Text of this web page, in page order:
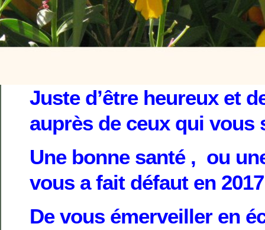
Juste d’être heureux et
auprès de ceux qui vous
Une bonne santé , ou
vous a fait défaut en 2017
De vous émerveiller en